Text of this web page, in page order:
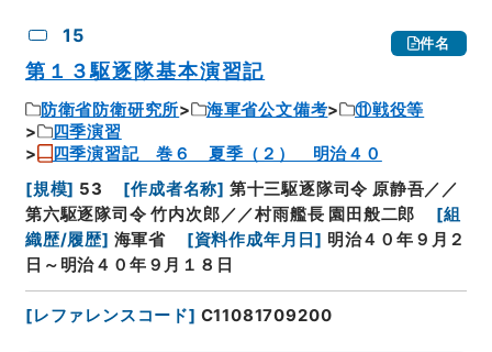
15 件名
第１３駆逐隊基本演習記
防衛省防衛研究所 海軍省公文備考
⑪戦役等
四季演習
四季演習記 巻６ 夏季（２） 明治４０
[規模] 53 [作成者名称] 第十三駆逐隊司令 原静吾／／
第六駆逐隊司令 竹内次郎／／村雨艦長 園田般二郎
[組
織歴/履歴] 海軍省 [資料作成年月日] 明治４０年９月２
日～明治４０年９月１８日
[レファレンスコード] C11081709200